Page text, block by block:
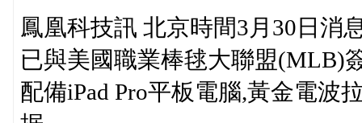
鳳凰科技訊 北京時間3月30日消
已與美國職業棒毬大聯盟(MLB)
配備iPad Pro平板電腦,黃金電波